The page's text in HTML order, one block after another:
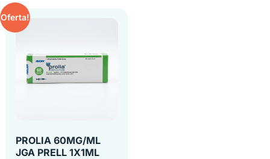
Oferta!
PROLIA 60MG/ML
JGA PRELL 1X1ML